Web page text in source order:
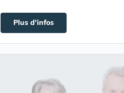
Plus d'infos